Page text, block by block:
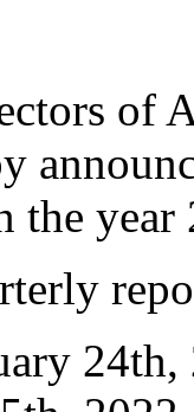
of
the
24th,